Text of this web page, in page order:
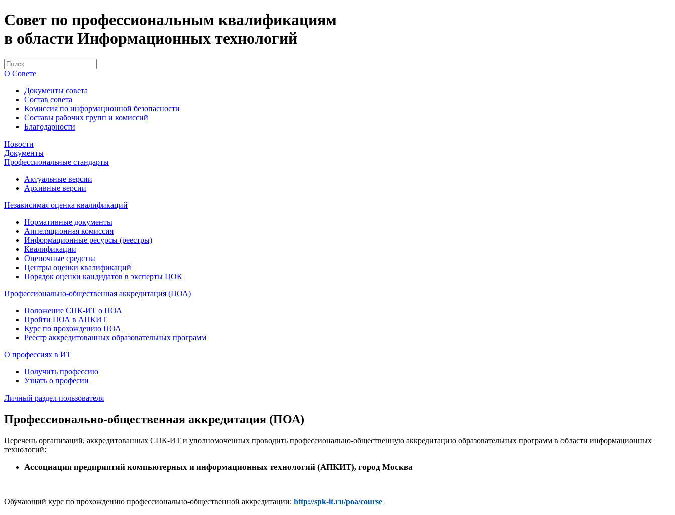
Совет по профессиональным квалификациям
в области Информационных технологий
О Совете
Документы совета
Состав совета
Комиссия по информационной безопасности
Составы рабочих групп и комиссий
Благодарности
Новости
Документы
Профессиональные стандарты
Актуальные версии
Архивные версии
Независимая оценка квалификаций
Нормативные документы
Аппеляционная комиссия
Информационные ресурсы (реестры)
Квалификации
Оценочные средства
Центры оценки квалификаций
Порядок оценки кандидатов в эксперты ЦОК
Профессионально-общественная аккредитация (ПОА)
Положение СПК-ИТ о ПОА
Пройти ПОА в АПКИТ
Курс по прохождению ПОА
Реестр аккредитованных образовательных программ
О профессиях в ИТ
Получить профессию
Узнать о професии
Личный раздел пользователя
Профессионально-общественная аккредитация (ПОА)
Перечень организаций, аккредитованных СПК-ИТ и уполномоченных проводить профессионально-общественную аккредитацию образовательных программ в области информационных
технологий:
Ассоциация предприятий компьютерных и информационных технологий (АПКИТ), город Москва
Обучающий курс по прохождению профессионально-общественной аккредитации: http://spk-it.ru/poa/course